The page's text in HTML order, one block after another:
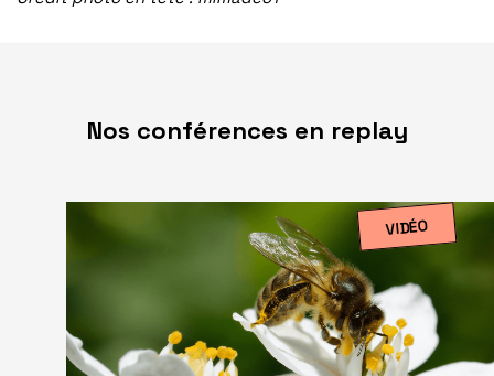
Nos conférences en replay
VIDÉO